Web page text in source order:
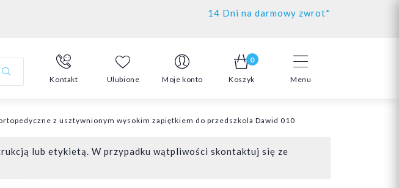
14 Dni na darmowy zwrot*
Menu
Kontakt Ulubione Moje konto
0
Koszyk
z usztywnionym wysokim zapiętkiem do przedszkola Dawid 010
lub etykietą. W przypadku wątpliwości skontaktuj się ze